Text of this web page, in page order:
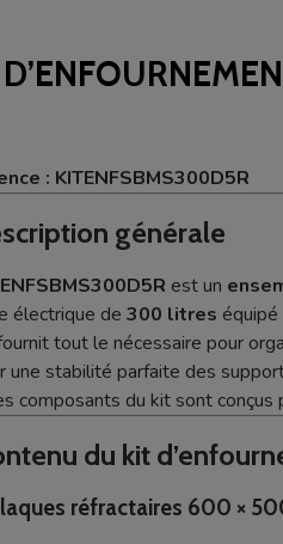
: KITENFSBMS300D5R
générale
est un
électrique de 300 litres équipé
tout le nécessaire pour
une stabilité parfaite des
composants du kit sont conçus
du kit
réfractaires 600 ×